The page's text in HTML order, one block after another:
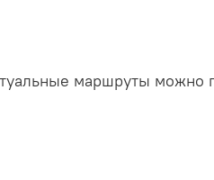
маршруты можно